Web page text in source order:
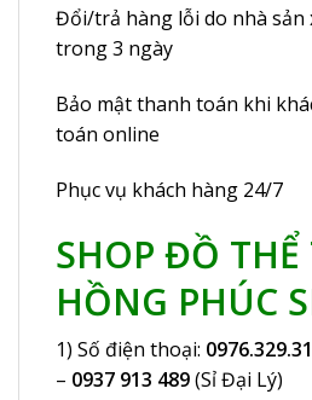
Đổi/trả hàng lỗi do nhà sản
trong 3 ngày
Bảo mật thanh toán khi
toán online
Phục vụ khách hàng 24/7
SHOP ĐỒ THỂ
HỒNG PHÚC
1) Số điện thoại:
– 0937 913 489(Sỉ Đại Lý)